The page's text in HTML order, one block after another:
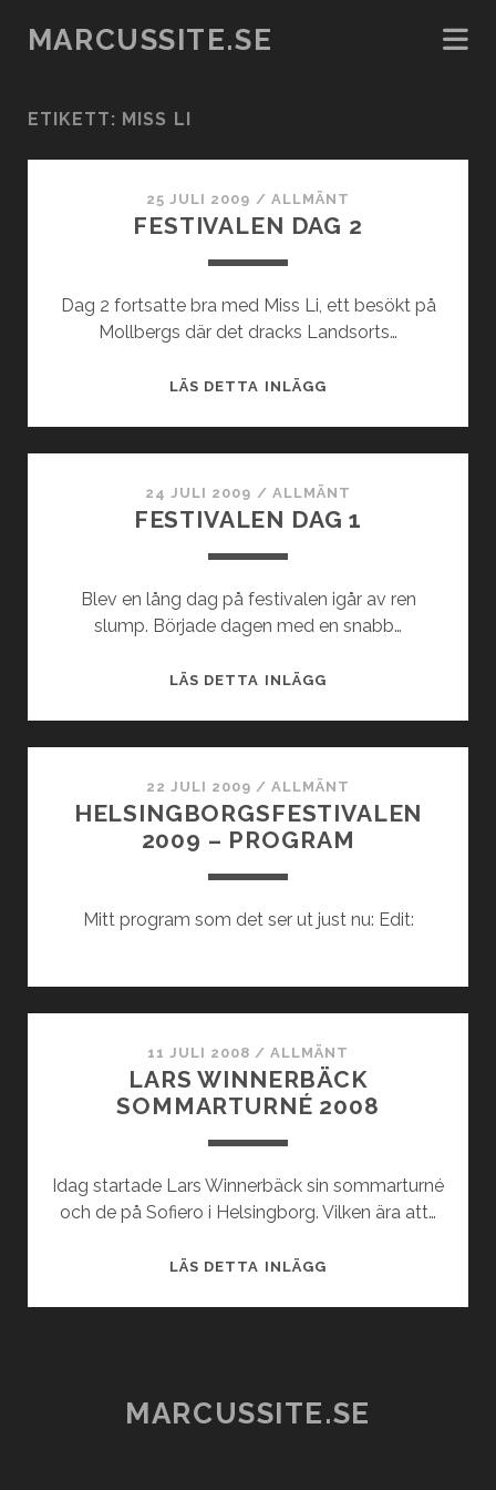
MARCUSSITE.SE
ETIKETT: MISS LI
25 JULI 2009 / ALLMÄNT
FESTIVALEN DAG 2
Dag 2 fortsatte bra med Miss Li, ett besökt på
Mollbergs där det dracks Landsorts…
LÄS DETTA INLÄGGFESTIVALEN
24 JULI 2009 / ALLMÄNT
FESTIVALEN DAG 1
Blev en lång dag på festivalen igår av ren
slump. Började dagen med en snabb…
LÄS DETTA INLÄGGFESTIVALEN
22 JULI 2009 /ALLMÄNT
HELSINGBORGSFESTIVALEN
2009 – PROGRAM
Mitt program som det ser ut just nu: Edit:
11 JULI 2008 /ALLMÄNT
LARS WINNERBÄCK
SOMMARTURNÉ 2008
Idag startade Lars Winnerbäck sin sommarturné
och de på Sofiero i Helsingborg. Vilken ära att…
LÄS DETTA INLÄGGLARS
MARCUSSITE.SE